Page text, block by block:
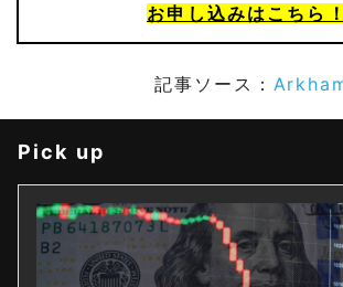
お申し込みはこちら！
記事ソース：
Pick up